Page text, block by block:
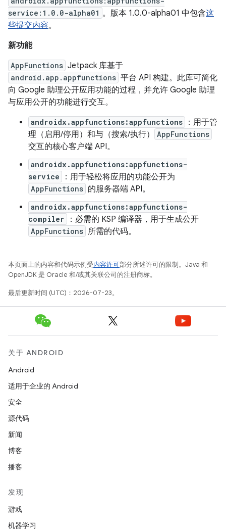
service:1.0.0-alpha01 。版本 1.0.0-alpha01 中包含这
些提交内容。
新功能
AppFunctions Jetpack 库基于
android.app.appfunctions 平台 API 构建。此库可简化
向 Google 助理公开应用功能的过程，并允许 Google 助理
与应用公开的功能进行交互。
androidx.appfunctions:appfunctions
：用于管
理（启用/停用）和与（搜索/执行）
AppFunctions
交互的核心客户端 API。
androidx.appfunctions:appfunctions-
service
：用于轻松将应用的功能公开为
AppFunctions 的服务器端 API。
androidx.appfunctions:appfunctions-
compiler
：必需的 KSP 编译器，用于生成公开
AppFunctions 所需的代码。
本页面上的内容和代码示例受内容许可部分所述许可的限制。Java 和
OpenJDK 是 Oracle 和/或其关联公司的注册商标。
最后更新时间 (UTC)：2026-07-23。
关于 ANDROID
Android
适用于企业的 Android
安全
源代码
新闻
博客
播客
发现
游戏
机器学习